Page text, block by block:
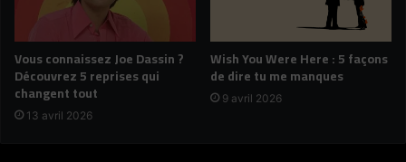
Vous connaissez Joe Dassin ?
Découvrez 5 reprises qui
changent tout
13 avril 2026
Wish You Were Here : 5 façons
de dire tu me manques
9 avril 2026